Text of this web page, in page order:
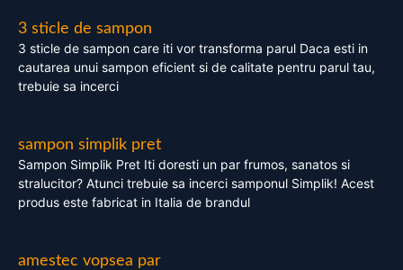
3 sticle de sampon
3 sticle de sampon care iti vor transforma parul Daca esti in
cautarea unui sampon eficient si de calitate pentru parul tau,
trebuie sa incerci
sampon simplik pret
Sampon Simplik Pret Iti doresti un par frumos, sanatos si
stralucitor? Atunci trebuie sa incerci samponul Simplik! Acest
produs este fabricat in Italia de brandul
amestec vopsea par